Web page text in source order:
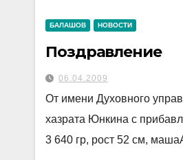
БАЛАШОВ НОВОСТИ
Поздравление
06.04.2009
От имени Духовного
хазрата Юнкина с
3 640 гр, рост 52 см,